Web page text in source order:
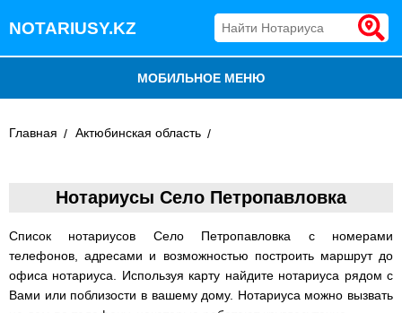
NOTARIUSY.KZ
МОБИЛЬНОЕ МЕНЮ
НОТАРИУСЫ КАЗАХСТАНА
Главная Актюбинская область
Нотариусы Село Петропавловка
Список нотариусов Село Петропавловка с номерами
телефонов, адресами и возможностью построить маршрут до
офиса нотариуса. Используя карту найдите нотариуса рядом с
Вами или поблизости в вашему дому. Нотариуса можно вызвать